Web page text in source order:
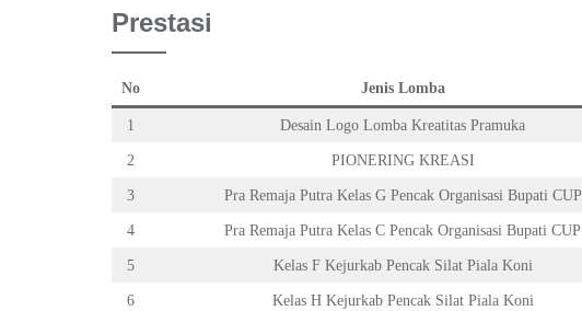
Prestasi
No Jenis Lomba
1 Desain Logo Lomba Kreatitas Pramuka
2 PIONERING KREASI
3 Pra Remaja Putra Kelas G Pencak Organisasi Bupati CUP
4 Pra Remaja Putra Kelas C Pencak Organisasi Bupati CUP
5 Kelas F Kejurkab Pencak Silat Piala Koni
6 Kelas H Kejurkab Pencak Silat Piala Koni